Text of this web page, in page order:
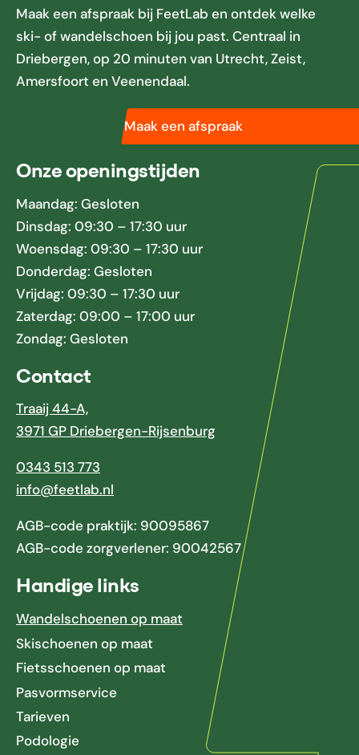
Maak een afspraak bij FeetLab en ontdek welke
ski- of wandelschoen bij jou past. Centraal in
Driebergen, op 20 minuten van Utrecht, Zeist,
Amersfoort en Veenendaal.
Maak een afspraak
Onze openingstijden
Maandag: Gesloten
Dinsdag: 09:30 – 17:30 uur
Woensdag: 09:30 – 17:30 uur
Donderdag: Gesloten
Vrijdag: 09:30 – 17:30 uur
Zaterdag: 09:00 – 17:00 uur
Zondag: Gesloten
Contact
Traaij 44-A,
3971 GP Driebergen-Rijsenburg
0343 513 773
info@feetlab.nl
AGB-code praktijk: 90095867
AGB-code zorgverlener: 90042567
Handige links
Wandelschoenen op maat
Skischoenen op maat
Fietsschoenen op maat
Pasvormservice
Tarieven
Podologie